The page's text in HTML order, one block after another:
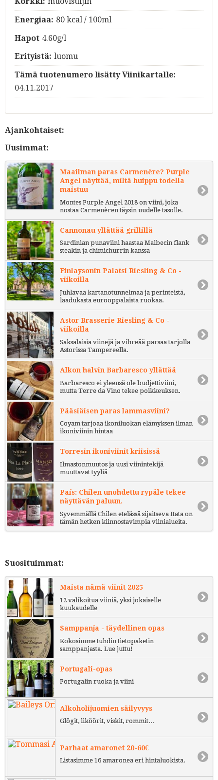
Energiaa: 80 kcal / 100ml
Hapot 4.60g/l
Erityistä: luomu
Tämä tuotenumero lisätty Viinikartalle:
04.11.2017
Ajankohtaiset:
Uusimmat:
Maailman paras Carmenère? Purple
Angel näyttää, miltä huippu todella
maistuu
Montes Purple Angel 2018 on viini, joka
nostaa Carmenèren täysin uudelle tasolle.
Cannonau yllättää grillillä
Sardinian punaviini haastaa Malbecin flank
steakin ja chimichurrin kanssa
Finlaysonin Palatsi Riesling & Co -
viikoilla
Juhlavaa kartanotunnelmaa ja perinteistä,
laadukasta eurooppalaista ruokaa.
Astor Brasserie Riesling & Co -
viikoilla
Saksalaisia viinejä ja vihreää parsaa tarjolla
Astorissa Tampereella.
Alkon halvin Barbaresco yllättää
Barbaresco ei yleensä ole budjettiviini,
mutta Terre da Vino tekee poikkeuksen.
Pääsiäisen paras lammasviini?
Coyam tarjoaa ikoniluokan elämyksen ilman
ikoniviinin hintaa
Torresin ikoniviinit kriisissä
Ilmastonmuutos ja uusi viinintekijä
muuttavat tyyliä
País: Chilen unohdettu rypäle tekee
näyttävän paluun.
Syvemmällä Chilen etelässä sijaitseva Itata on
tämän hetken kiinnostavimpia viinialueita.
Suosituimmat:
Maista nämä viinit 2025
12 valikoitua viiniä, yksi jokaiselle
kuukaudelle
Samppanja - täydellinen opas
Kokosimme tuhdin tietopaketin
samppanjasta. Lue juttu!
Portugali-opas
Portugalin ruoka ja viini
Alkoholijuomien säilyvyys
Glögit, liköörit, viskit, rommit...
Parhaat amaronet 20-60€
Listasimme 16 amaronea eri hintaluokista.